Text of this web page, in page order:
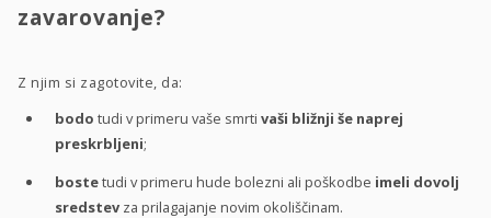
zavarovanje?
Z njim si zagotovite, da:
bodo tudi v primeru vaše smrti vaši bližnji še naprej
preskrbljeni;
bostetudi v primeru hude bolezni ali poškodbe imeli dovolj
sredstev za prilagajanje novim okoliščinam.